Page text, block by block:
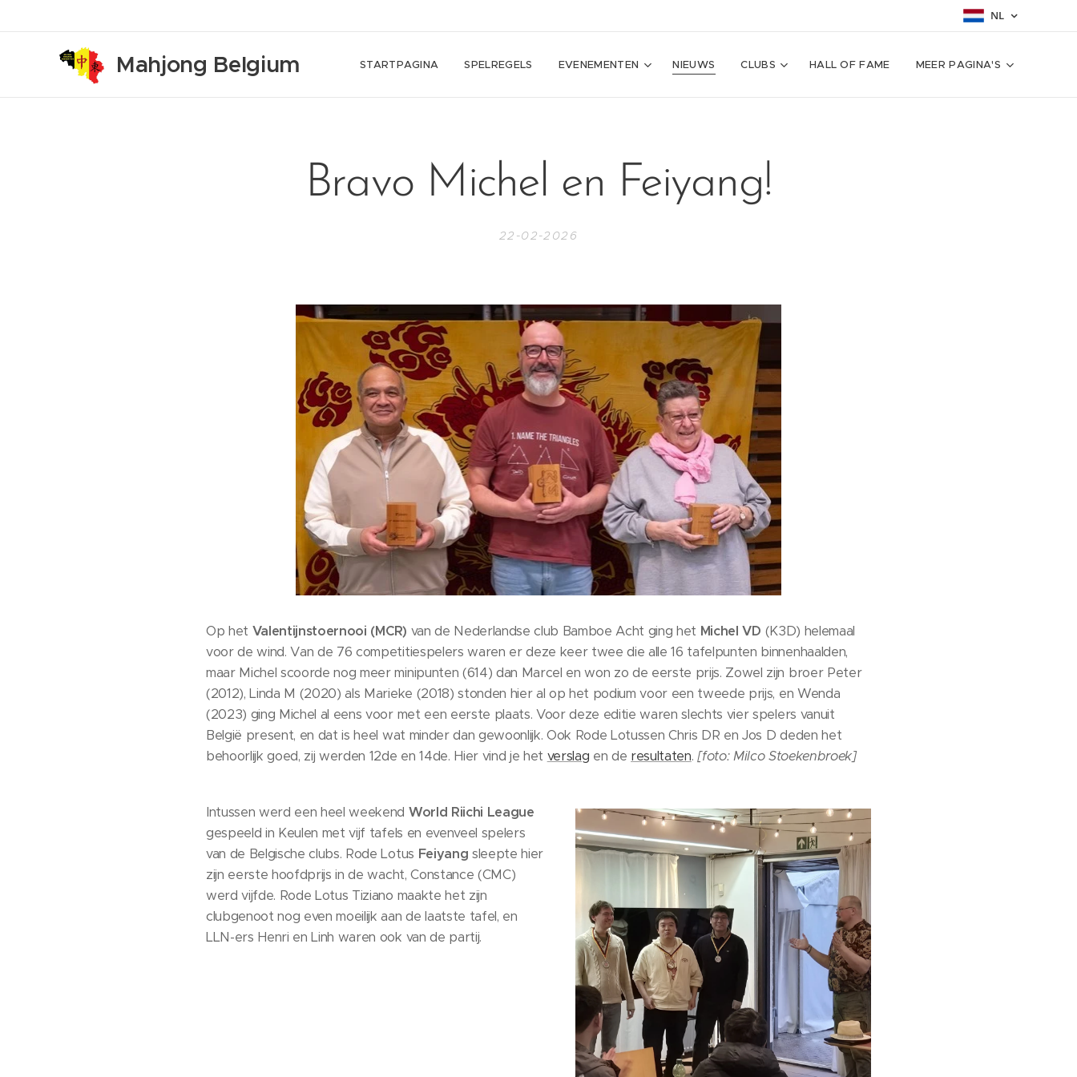
NL
Mahjong Belgium STARTPAGINA SPELREGELS EVENEMENTEN NIEUWS CLUBS HALL OF FAME MEER PAGINA'S
Bravo Michel en Feiyang!
22-02-2026
Op het Valentijnstoernooi (MCR) van de Nederlandse club Bamboe Acht ging het Michel VD (K3D) helemaal
voor de wind. Van de 76 competitiespelers waren er deze keer twee die alle 16 tafelpunten binnenhaalden,
maar Michel scoorde nog meer minipunten (614) dan Marcel en won zo de eerste prijs. Zowel zijn broer Peter
(2012), Linda M (2020) als Marieke (2018) stonden hier al op het podium voor een tweede prijs, en Wenda
(2023) ging Michel al eens voor met een eerste plaats. Voor deze editie waren slechts vier spelers vanuit
België present, en dat is heel wat minder dan gewoonlijk. Ook Rode Lotussen Chris DR en Jos D deden het
behoorlijk goed, zij werden 12de en 14de. Hier vind je het verslag en de resultaten.[foto:Milco Stoekenbroek]
Intussen werd een heel weekend World Riichi League
gespeeld in Keulen met vijf tafels en evenveel spelers
van de Belgische clubs. Rode Lotus Feiyang sleepte hier
zijn eerste hoofdprijs in de wacht, Constance (CMC)
werd vijfde. Rode Lotus Tiziano maakte het zijn
clubgenoot nog even moeilijk aan de laatste tafel, en
LLN-ers Henri en Linh waren ook van de partij.